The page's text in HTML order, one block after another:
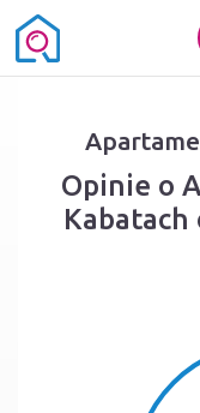
Opinie o
Kabatach